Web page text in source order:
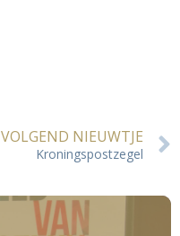
VOLGEND NIEUWTJE
Kroningspostzegel